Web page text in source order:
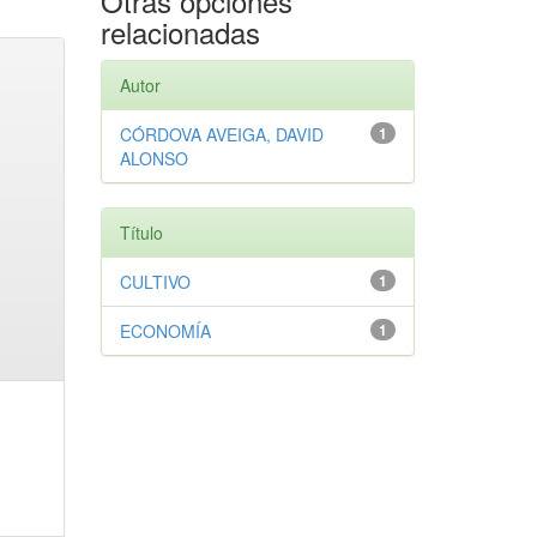
relacionadas
Autor
1
CÓRDOVA AVEIGA, DAVID
ALONSO
Título
1
CULTIVO
1
ECONOMÍA